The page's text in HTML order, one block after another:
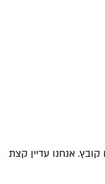
אנחנו עדיין קצת